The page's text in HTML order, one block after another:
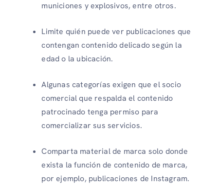
municiones y explosivos, entre otros.
Limite quién puede ver publicaciones que
contengan contenido delicado según la
edad o la ubicación.
Algunas categorías exigen que el socio
comercial que respalda el contenido
patrocinado tenga permiso para
comercializar sus servicios.
Comparta material de marca solo donde
exista la función de contenido de marca,
por ejemplo, publicaciones de Instagram.